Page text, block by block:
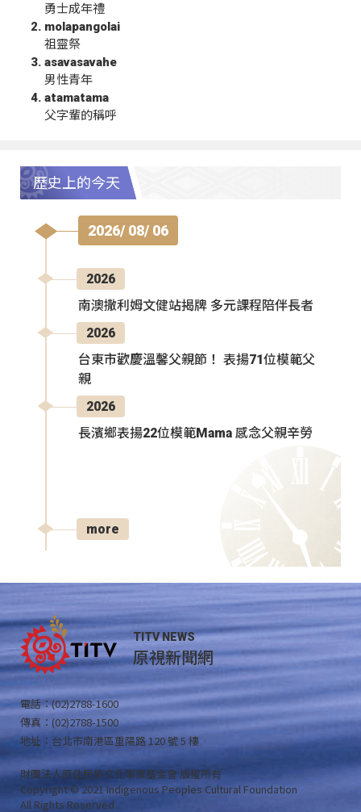
勇士成年禮
molapangolai
祖靈祭
asavasavahe
男性青年
atamatama
父字輩的稱呼
歷史上的今天
2026/ 08/ 06
2026
南澳撒利姆文健站揭牌 多元課程陪伴長者
2026
台東市歡慶溫馨父親節！ 表揚71位模範父
親
2026
長濱鄉表揚22位模範Mama 感念父親辛勞
more
TITV NEWS
原視新聞網
電話：(02)2788-1600
傳真：(02)2788-1500
地址：台北市南港區重陽路 120 號 5 樓
財團法人原住民族文化事業基金會 版權所有
Copyright © 2021 Indigenous Peoples Cultural Foundation
All Rights Reserved .